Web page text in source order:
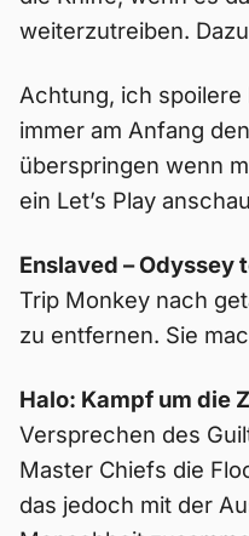
weiterzutreiben.
Achtung, ich
immer am Anfang
überspringen wenn
ein Let’s Play
Enslaved – Odyssey
Trip Monkey nach
zu entfernen. Sie
Halo: Kampf um die
Versprechen des
Master Chiefs die
das jedoch mit der